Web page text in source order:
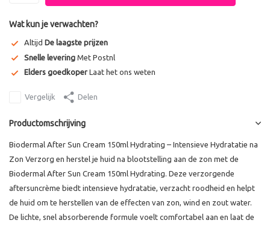
Wat kun je verwachten?
Altijd De laagste prijzen
Snelle levering Met Postnl
Elders goedkoper Laat het ons weten
Vergelijk Delen
Productomschrijving
Biodermal After Sun Cream 150ml Hydrating – Intensieve Hydratatie na
Zon Verzorg en herstel je huid na blootstelling aan de zon met de
Biodermal After Sun Cream 150ml Hydrating. Deze verzorgende
aftersuncrème biedt intensieve hydratatie, verzacht roodheid en helpt
de huid om te herstellen van de effecten van zon, wind en zout water.
De lichte, snel absorberende formule voelt comfortabel aan en laat de